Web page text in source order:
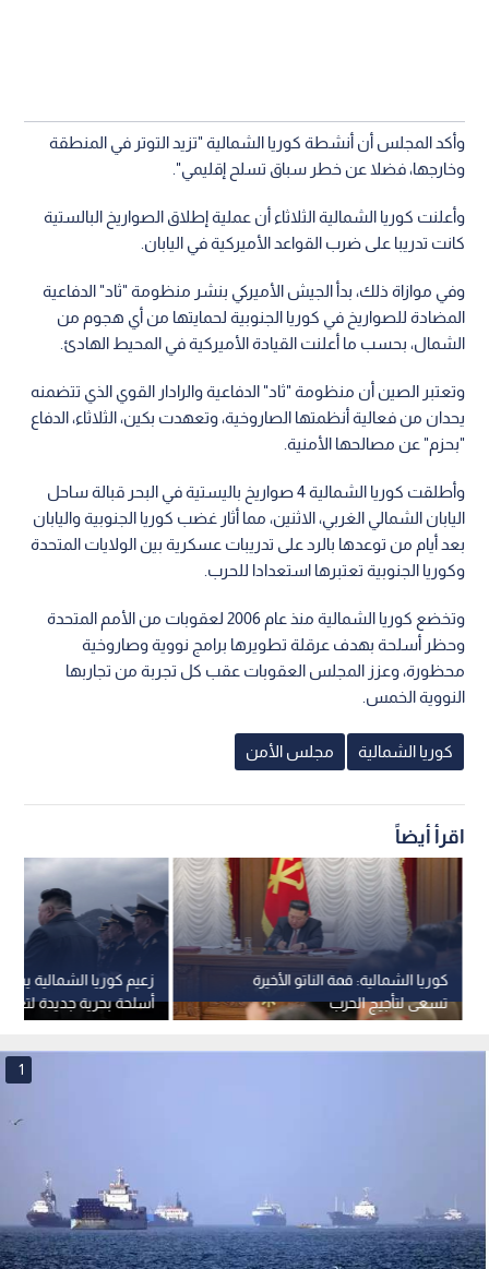
وأكد المجلس أن أنشطة كوريا الشمالية "تزيد التوتر في المنطقة
وخارجها، فضلا عن خطر سباق تسلح إقليمي".
وأعلنت كوريا الشمالية الثلاثاء أن عملية إطلاق الصواريخ البالستية
كانت تدريبا على ضرب القواعد الأميركية في اليابان.
وفي موازاة ذلك، بدأ الجيش الأميركي بنشر منظومة "ثاد" الدفاعية
المضادة للصواريخ في كوريا الجنوبية لحمايتها من أي هجوم من
الشمال، بحسب ما أعلنت القيادة الأميركية في المحيط الهادئ.
وتعتبر الصين أن منظومة "ثاد" الدفاعية والرادار القوي الذي تتضمنه
يحدان من فعالية أنظمتها الصاروخية، وتعهدت بكين، الثلاثاء، الدفاع
"بحزم" عن مصالحها الأمنية.
وأطلقت كوريا الشمالية 4 صواريخ باليستية في البحر قبالة ساحل
اليابان الشمالي الغربي، الاثنين، مما أثار غضب كوريا الجنوبية واليابان
بعد أيام من توعدها بالرد على تدريبات عسكرية بين الولايات المتحدة
وكوريا الجنوبية تعتبرها استعدادا للحرب.
وتخضع كوريا الشمالية منذ عام 2006 لعقوبات من الأمم المتحدة
وحظر أسلحة بهدف عرقلة تطويرها برامج نووية وصاروخية
محظورة، وعزز المجلس العقوبات عقب كل تجربة من تجاربها
النووية الخمس.
كوريا الشمالية مجلس الأمن
اقرأ أيضاً
زعيم كوريا الشمالية
أسلحة بحرية جديدة لتعزيز
العسكري
كوريا الشمالية: قمة الناتو الأخيرة
تسعى لتأجيج الحرب
1